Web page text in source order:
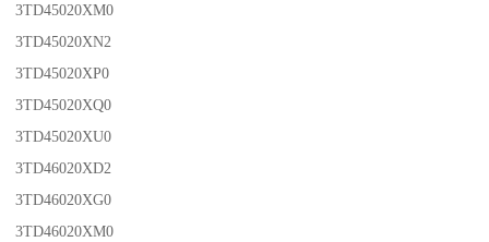
3TD45020XM0
3TD45020XN2
3TD45020XP0
3TD45020XQ0
3TD45020XU0
3TD46020XD2
3TD46020XG0
3TD46020XM0